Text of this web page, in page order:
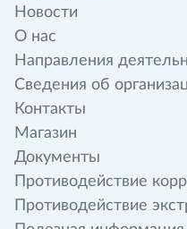
Новости
О нас
Направления
Сведения об
Контакты
Магазин
Документы
Противодействие
Противодействие